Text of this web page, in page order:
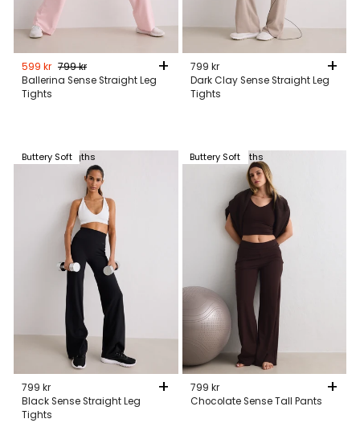
599 kr Ordinarie
pris
799 kr +
Ballerina Sense Straight Leg
Tights
799 kr +
Dark Clay Sense Straight Leg
Tights
Buttery Soft
in 3 lengths
799 kr +
Black Sense Straight Leg
Tights
Available in 3 lengths
Buttery Soft
799 kr +
Chocolate Sense Tall Pants